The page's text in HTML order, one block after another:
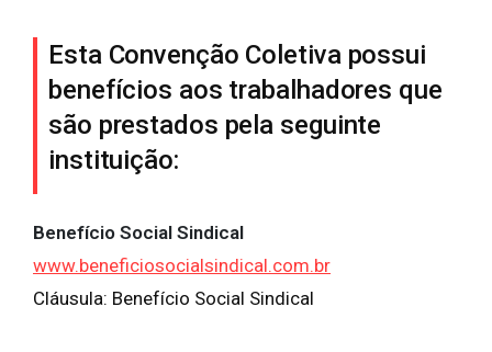
Esta Convenção Coletiva possui
benefícios aos trabalhadores que
são prestados pela seguinte
instituição:
Benefício Social Sindical
www.beneficiosocialsindical.com.br
Cláusula: Benefício Social Sindical